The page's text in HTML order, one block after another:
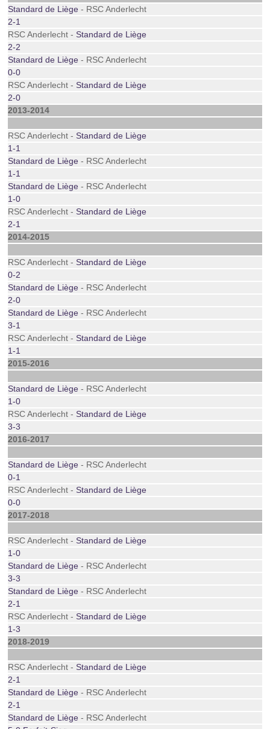
Standard de Liège - RSC Anderlecht
2-1
RSC Anderlecht -Standard de Liège
2-2
Standard de Liège - RSC Anderlecht
0-0
RSC Anderlecht -Standard de Liège
2-0
2013-2014
RSC Anderlecht -Standard de Liège
1-1
Standard de Liège - RSC Anderlecht
1-1
Standard de Liège - RSC Anderlecht
1-0
RSC Anderlecht -Standard de Liège
2-1
2014-2015
RSC Anderlecht -Standard de Liège
0-2
Standard de Liège - RSC Anderlecht
2-0
Standard de Liège - RSC Anderlecht
3-1
RSC Anderlecht -Standard de Liège
1-1
2015-2016
Standard de Liège - RSC Anderlecht
1-0
RSC Anderlecht -Standard de Liège
3-3
2016-2017
Standard de Liège - RSC Anderlecht
0-1
RSC Anderlecht -Standard de Liège
0-0
2017-2018
RSC Anderlecht -Standard de Liège
1-0
Standard de Liège - RSC Anderlecht
3-3
Standard de Liège - RSC Anderlecht
2-1
RSC Anderlecht -Standard de Liège
1-3
2018-2019
RSC Anderlecht -Standard de Liège
2-1
Standard de Liège - RSC Anderlecht
2-1
Standard de Liège - RSC Anderlecht